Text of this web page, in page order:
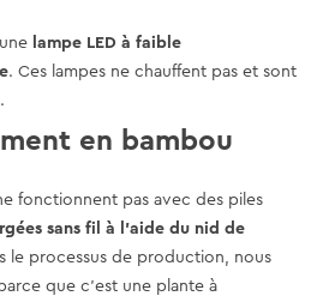
lampe LED à faible
. Ces lampes ne chauffent pas et sont
en bambou
fonctionnent pas avec des piles
sans fil à l'aide du nid de
le processus de production, nous
que c'est une plante à